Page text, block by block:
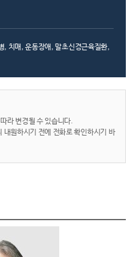
, 치매, 운동장애, 말초신경근육질환,
라 변경될 수 있습니다.
내원하시기 전에 전화로 확인하시기 바